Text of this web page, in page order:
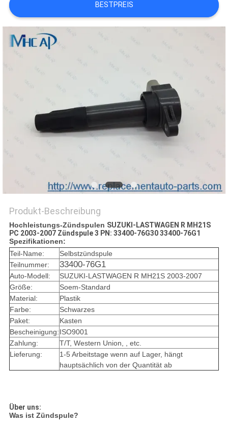
PRIVACY
POLICY
BESTPREIS
Produkt-Beschreibung
Hochleistungs-Zündspulen SUZUKI-LASTWAGEN R MH21S
PC 2003-2007 Zündspule 3 PN: 33400-76G30 33400-76G1
Spezifikationen:
Teil-Name:
Selbstzündspule
Teilnummer:
33400-76G1
Auto-Modell:
SUZUKI-LASTWAGEN R MH21S 2003-2007
Größe:
Soem-Standard
Material:
Plastik
Farbe:
Schwarzes
Paket:
Kasten
Bescheinigung:ISO9001
Zahlung:
T/T, Western Union, , etc.
Lieferung:
1-5 Arbeitstage wenn auf Lager, hängt
hauptsächlich von der Quantität ab
Über uns:
Was ist Zündspule?